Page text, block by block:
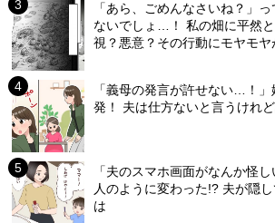
「あら、ごめんなさいね？」
ないでしょ…！ 私の畑に平然
視？悪意？その行動にモヤモ
「義母の発言が許せない…！
発！ 夫は仕方ないと言うけれ
「夫のスマホ画面がなんか怪
人のように変わった!? 夫が隠
は